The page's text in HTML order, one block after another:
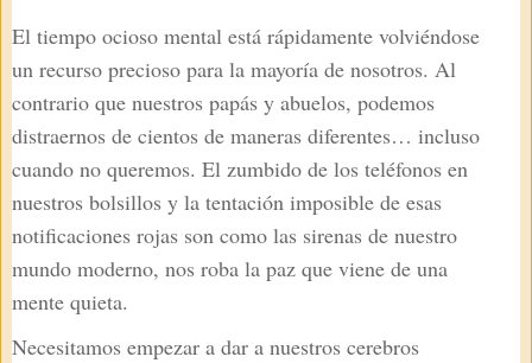
El tiempo ocioso mental está rápidamente volviéndose
un recurso precioso para la mayoría de nosotros. Al
contrario que nuestros papás y abuelos, podemos
distraernos de cientos de maneras diferentes… incluso
cuando no queremos. El zumbido de los teléfonos en
nuestros bolsillos y la tentación imposible de esas
notificaciones rojas son como las sirenas de nuestro
mundo moderno, nos roba la paz que viene de una
mente quieta.
Necesitamos empezar a dar a nuestros cerebros